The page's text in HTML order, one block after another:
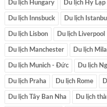
Du lịch Hungary Du lịch Hy Lạp
Du lịch Innsbuck Du lịch Istanbul
Du lịch Lisbon Du lịch Liverpool
Du lịch Manchester Du lịch
Du lịch Munich - Đức Du lịch
Du lịch Praha Du lịch Rome
Du lịch Tây Ban Nha Du lịch